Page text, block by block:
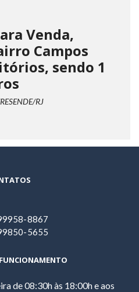
Venda,
Campos
sendo 1
RJ
8867
5655
de 08:30h às 18:00h e aos